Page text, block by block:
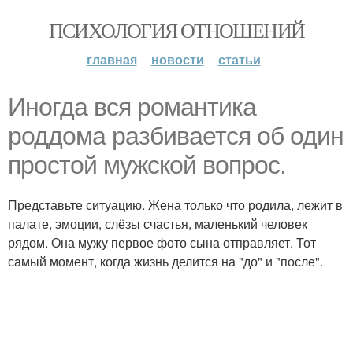
ПСИХОЛОГИЯ ОТНОШЕНИЙ
главная новости статьи
Иногда вся романтика
роддома разбивается об один
простой мужской вопрос.
Представьте ситуацию. Жена только что родила, лежит в
палате, эмоции, слёзы счастья, маленький человек
рядом. Она мужу первое фото сына отправляет. Тот
самый момент, когда жизнь делится на "до" и "после".